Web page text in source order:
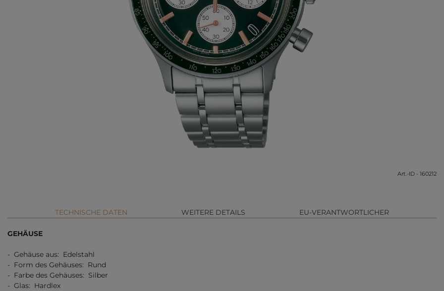
Art.-ID - 160212
TECHNISCHE DATEN WEITERE DETAILS EU-VERANTWORTLICHER
GEHÄUSE
- Gehäuse aus: Edelstahl
- Form des Gehäuses: Rund
- Farbe des Gehäuses: Silber
- Glas: Hardlex